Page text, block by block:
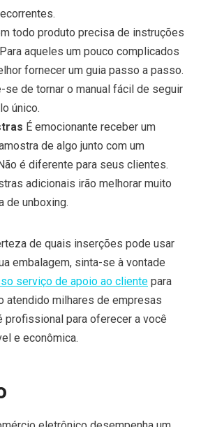
todo produto precisa de instruções
aqueles um pouco complicados
fornecer um guia passo a passo.
se de tornar o manual fácil de seguir
único.
É emocionante receber um
de algo junto com um
é diferente para seus clientes.
adicionais irão melhorar muito
de unboxing.
de quais inserções pode usar
embalagem, sinta-se à vontade
serviço de apoio ao cliente para
atendido milhares de empresas
profissional para oferecer a você
e econômica.